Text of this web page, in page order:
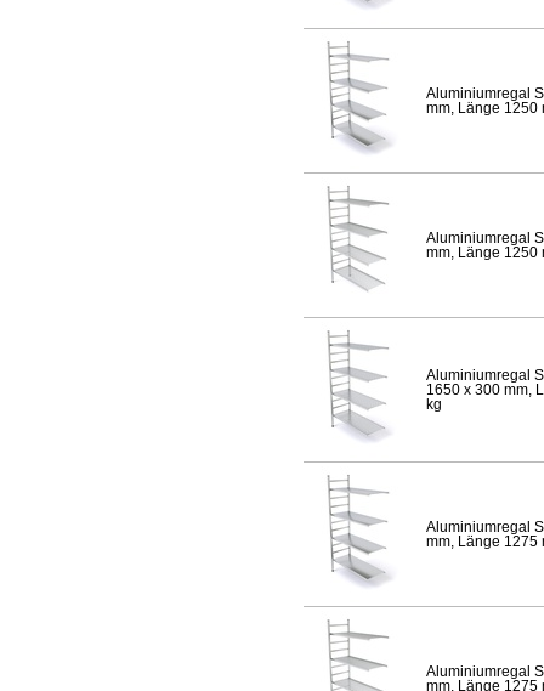
Aluminiumregal
mm, Länge 1250
Aluminiumregal
mm, Länge 1250
Aluminiumregal
1650 x 300 mm,
kg
Aluminiumregal
mm, Länge 1275
Aluminiumregal
mm, Länge 1275